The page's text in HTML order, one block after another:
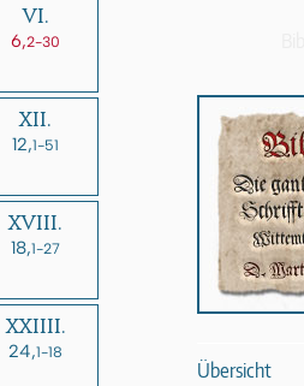
VI.
6,2-30
XII.
12,1-51
XVIII.
18,1-27
XXIIII.
24,1-18
Übersicht